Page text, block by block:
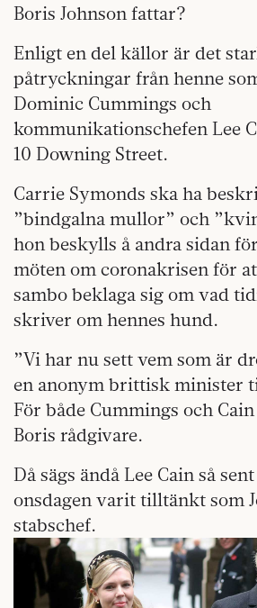
Boris Johnson fattar?
Enligt en del källor är det
påtryckningar från henne
Dominic Cummings och
kommunikationschefen Lee
10 Downing Street.
Carrie Symonds ska ha
”bindgalna mullor” och
hon beskylls å andra sidan
möten om coronakrisen för
sambo beklaga sig om vad
skriver om hennes hund.
”Vi har nu sett vem som är
en anonym brittisk minister
För både Cummings och
Boris rådgivare.
Då sägs ändå Lee Cain så
onsdagen varit tilltänkt som
stabschef.